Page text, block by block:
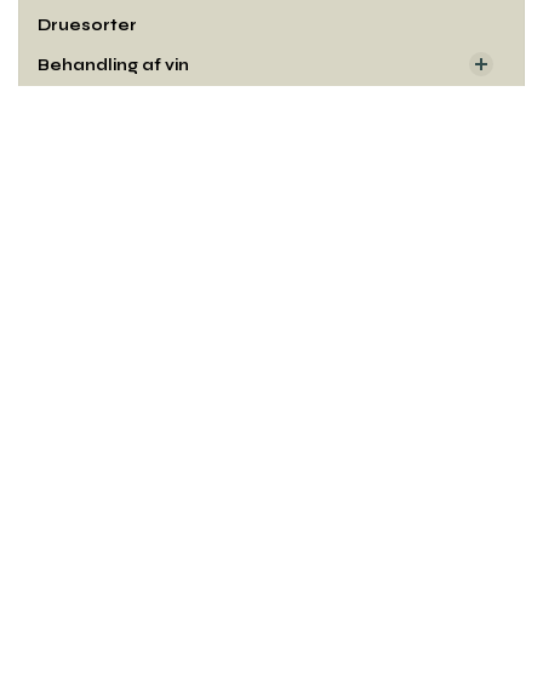
Druesorter
Behandling af vin